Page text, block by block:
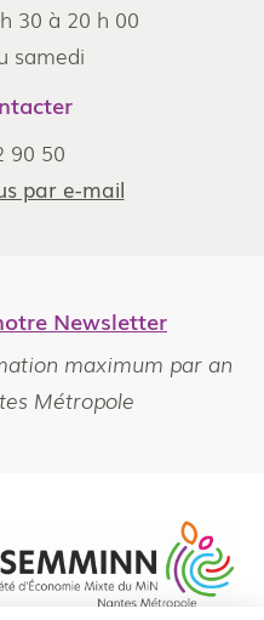
30 à 20 h 00
samedi
90 50
par e-mail
Newsletter
maximum par an
Métropole